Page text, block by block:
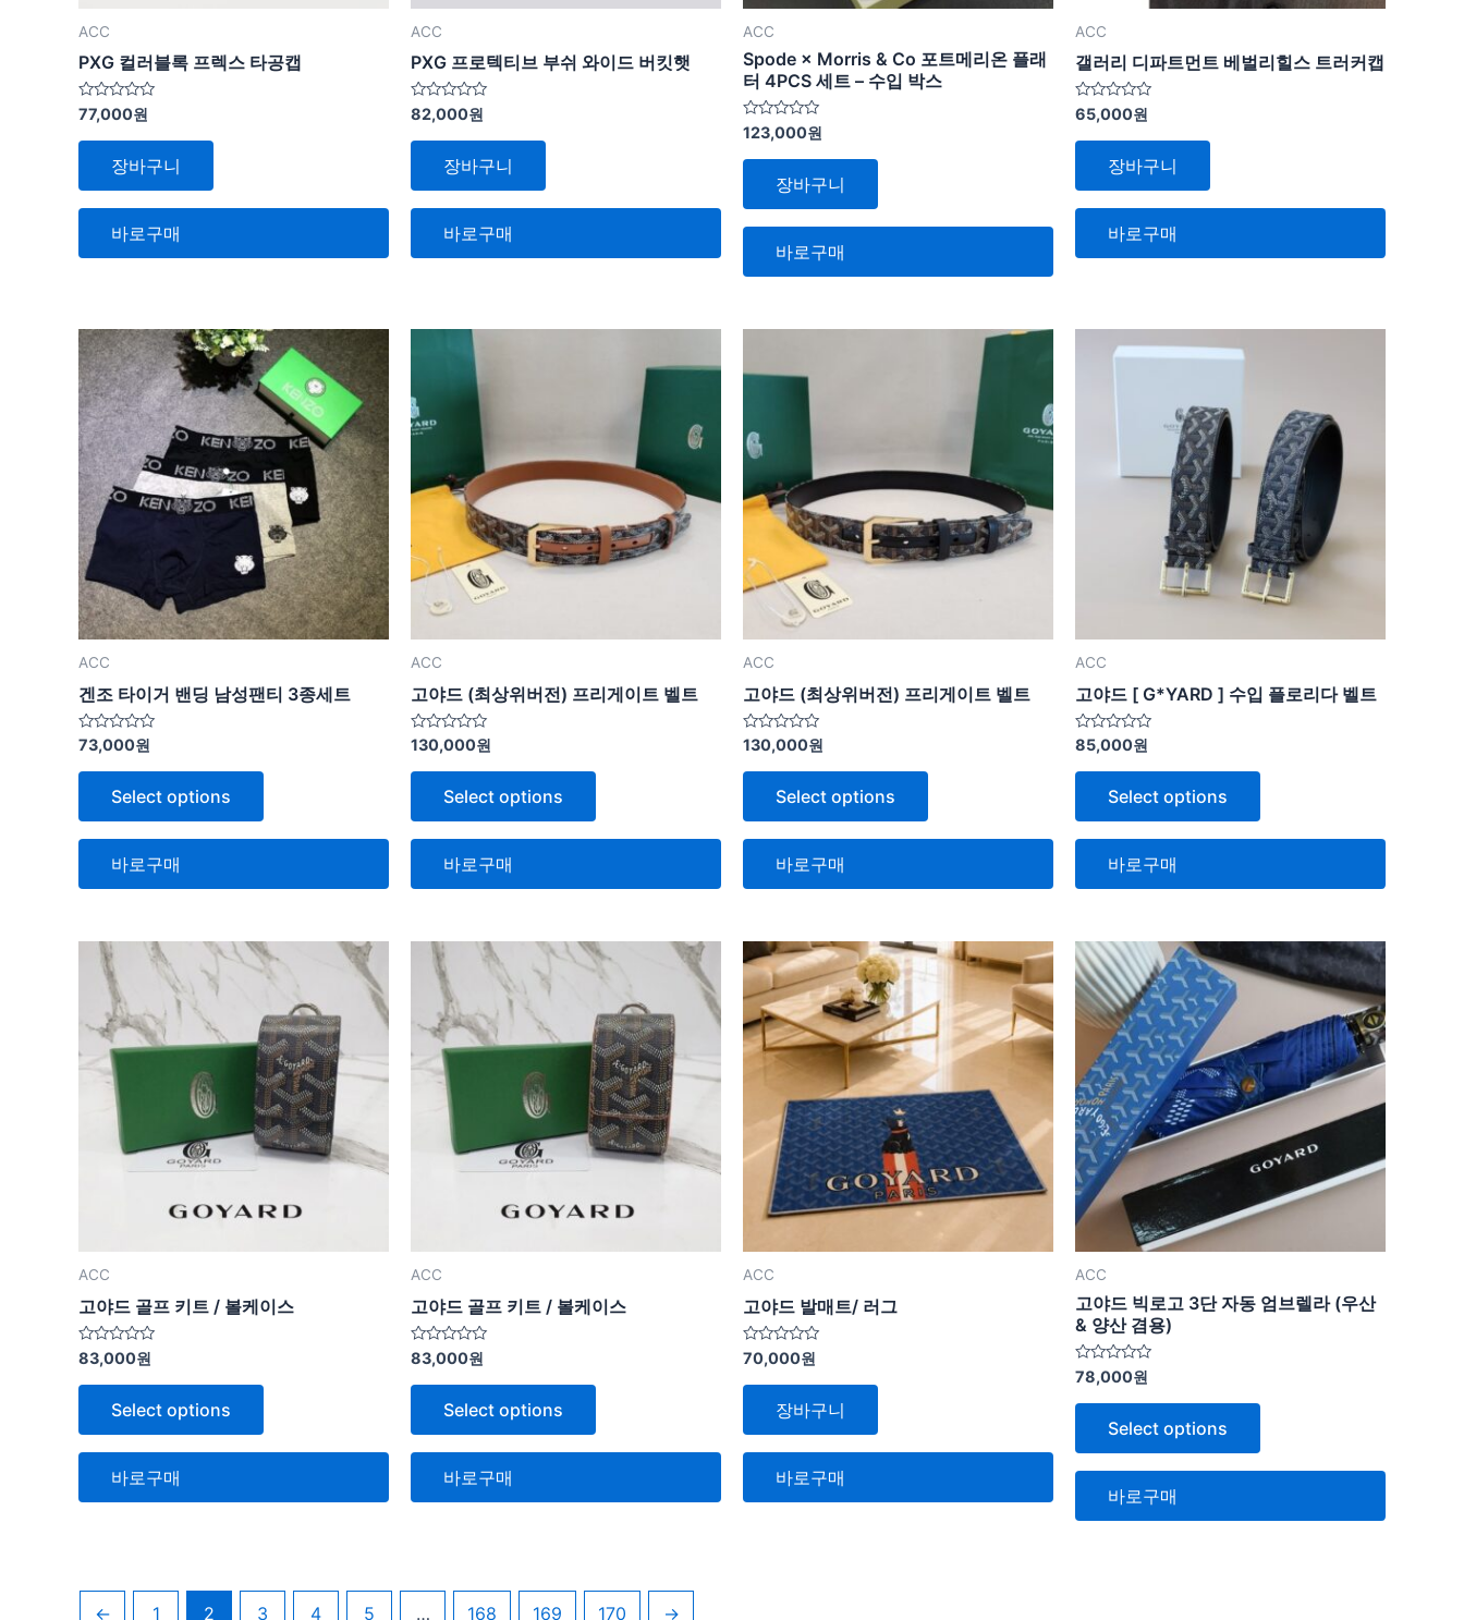
ACC
PXG 컬러블록 프렉스 타공캡
5
중
에
평
가
77,000원
장바구니
바로구매
ACC
PXG 프로텍티브 부쉬 와이드 버킷햇
5
중
에
평
가
82,000원
장바구니
바로구매
ACC
Spode × Morris & Co 포트메리온 플래
터 4PCS 세트 – 수입 박스
5
중
에
평
가
123,000원
장바구니
바로구매
ACC
갤러리 디파트먼트 베벌리힐스 트러커캡
5
중
에
평
가
65,000원
장바구니
바로구매
ACC
겐조 타이거 밴딩 남성팬티 3종세트
5
중
에
가
73,000원
Select options
바로구매
ACC
고야드 (최상위버전) 프리게이트 벨트
5
중
에
가
130,000원
Select options
바로구매
ACC
고야드 (최상위버전) 프리게이트 벨트
5
중
에
가
130,000원
Select options
바로구매
ACC
고야드 [ G*YARD ] 수입 플로리다 벨트
5
중
에
가
85,000원
Select options
바로구매
ACC
고야드 골프 키트 / 볼케이스
5
중
에
평
가
83,000원
Select options
바로구매
ACC
고야드 골프 키트 / 볼케이스
5
중
에
평
가
83,000원
Select options
바로구매
ACC
고야드 발매트/ 러그
5
중
에
평
가
70,000원
장바구니
바로구매
ACC
고야드 빅로고 3단 자동 엄브렐라 (우산
& 양산 겸용)
5
중
에
평
가
78,000원
Select options
바로구매
← 1 2 3 4 5 … 168 169 170 →